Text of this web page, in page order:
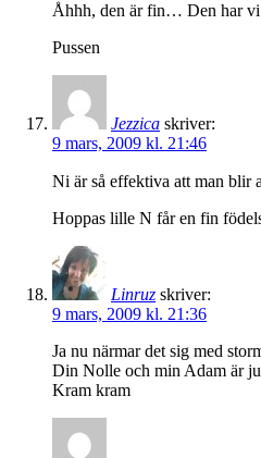
Åhhh, den är fin… Den har
Pussen
Jezzica skriver:
9 mars, 2009 kl. 21:46
Ni är så effektiva att man blir
Hoppas lille N får en fin
Linruz skriver:
9 mars, 2009 kl. 21:36
Ja nu närmar det sig med
Din Nolle och min Adam är
Kram kram